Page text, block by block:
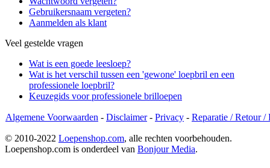
Gebruikersnaam vergeten?
Aanmelden als klant
Veel gestelde vragen
Wat is een goede leesloep?
Wat is het verschil tussen een 'gewone' loepbril en een
professionele loepbril?
Keuzegids voor professionele brilloepen
Algemene Voorwaarden - Disclaimer- Privacy - Reparatie / Retour /
© 2010-2022 Loepenshop.com, alle rechten voorbehouden.
Loepenshop.com is onderdeel van Bonjour Media.